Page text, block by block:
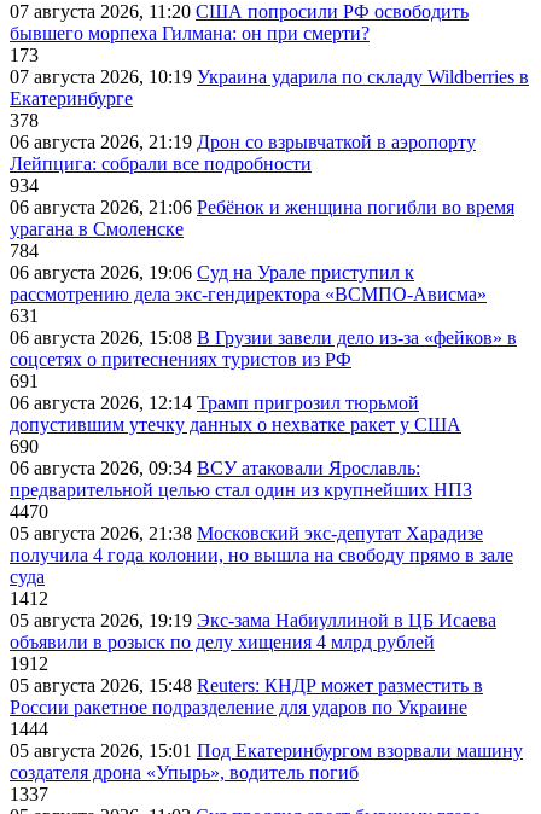
07 августа 2026, 11:20 США попросили РФ освободить
бывшего морпеха Гилмана: он при смерти?
173
07 августа 2026, 10:19 Украина ударила по складу Wildberries в
Екатеринбурге
378
06 августа 2026, 21:19 Дрон со взрывчаткой в аэропорту
Лейпцига: собрали все подробности
934
06 августа 2026, 21:06 Ребёнок и женщина погибли во время
урагана в Смоленске
784
06 августа 2026, 19:06 Суд на Урале приступил к
рассмотрению дела экс-гендиректора «ВСМПО-Ависма»
631
06 августа 2026, 15:08 В Грузии завели дело из-за «фейков» в
соцсетях о притеснениях туристов из РФ
691
06 августа 2026, 12:14 Трамп пригрозил тюрьмой
допустившим утечку данных о нехватке ракет у США
690
06 августа 2026, 09:34 ВСУ атаковали Ярославль:
предварительной целью стал один из крупнейших НПЗ
4470
05 августа 2026, 21:38 Московский экс-депутат Харадизе
получила 4 года колонии, но вышла на свободу прямо в зале
суда
1412
05 августа 2026, 19:19 Экс-зама Набиуллиной в ЦБ Исаева
объявили в розыск по делу хищения 4 млрд рублей
1912
05 августа 2026, 15:48 Reuters: КНДР может разместить в
России ракетное подразделение для ударов по Украине
1444
05 августа 2026, 15:01 Под Екатеринбургом взорвали машину
создателя дрона «Упырь», водитель погиб
1337